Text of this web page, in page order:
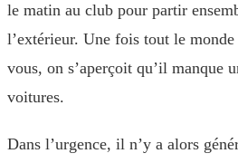
le matin au club pour partir
l’extérieur. Une fois tout le
vous, on s’aperçoit qu’il manque
voitures.
Dans l’urgence, il n’y a alors